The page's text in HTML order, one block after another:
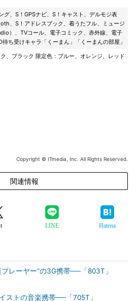
グ、S！GPSナビ、S！キャスト、デルモジ表
、S！アドレスブック、着うたフル、ミュージ
）、TVコール、電子コミック、赤外線、電子
ち受けキャラ「くーまん」「くーまんの部屋」
、ブラック 限定色：ブルー、オレンジ、レッド
Copyright © ITmedia, Inc. All Rights Reserved.
関連情報
LINE Hatena
レーヤー”の3G携帯──「803T」
ストの音楽携帯──「705T」